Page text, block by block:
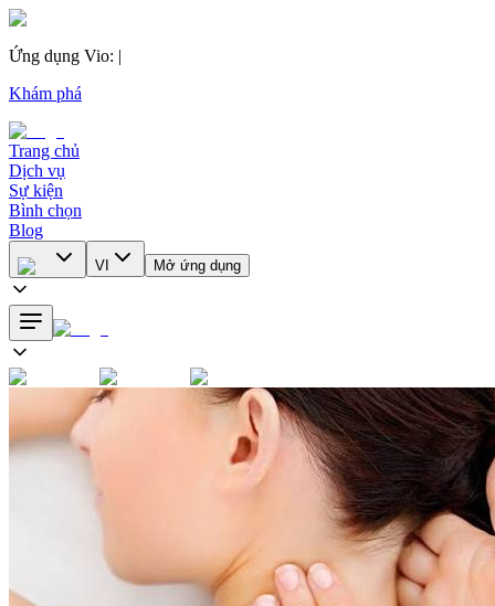
Ứng dụng Vio: |
Khám phá
Trang chủ
Dịch vụ
Sự kiện
Bình chọn
Blog
VI Mở ứng dụng